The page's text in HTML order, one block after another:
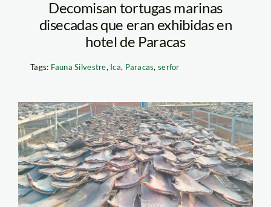
Decomisan tortugas marinas
disecadas que eran exhibidas en
hotel de Paracas
Tags: Fauna Silvestre, Ica, Paracas, serfor
Aletas-de-tiburón-en-
operativo_Fema
Tumbes (1)